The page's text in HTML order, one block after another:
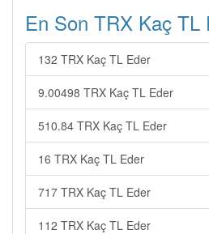
En Son TRX Kaç TL
132 TRX Kaç TL Eder
9.00498 TRX Kaç TL Eder
510.84 TRX Kaç TL Eder
16 TRX Kaç TL Eder
717 TRX Kaç TL Eder
112 TRX Kaç TL Eder